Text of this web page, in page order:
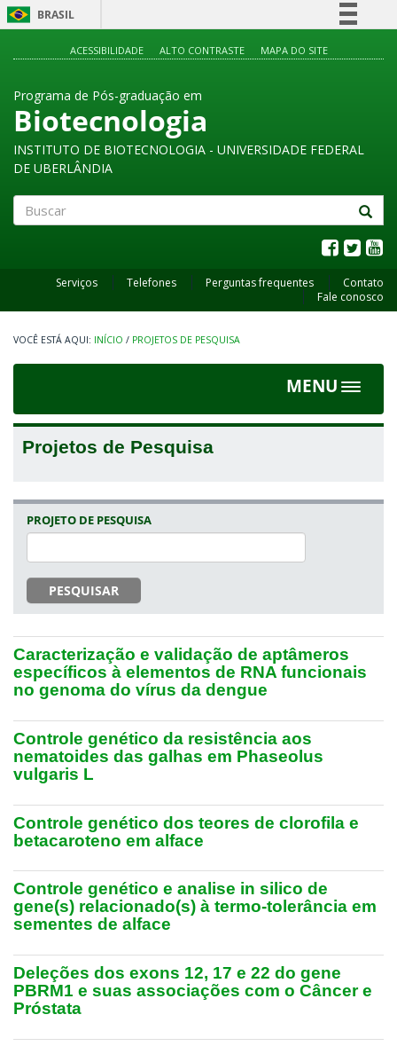
BRASIL
Legislação
ACESSIBILIDADE ALTO CONTRASTE MAPA DO SITE
Programa de Pós-graduação em
Biotecnologia
INSTITUTO DE BIOTECNOLOGIA - UNIVERSIDADE FEDERAL
DE UBERLÂNDIA
Serviços Telefones Perguntas frequentes
Contato
Fale conosco
INÍCIO / PROJETOS DE PESQUISA
MENU
Toggle
Projetos de Pesquisa
PROJETO DE PESQUISA
PESQUISAR
Caracterização e validação de aptâmeros
específicos à elementos de RNA funcionais
no genoma do vírus da dengue
Controle genético da resistência aos
nematoides das galhas em Phaseolus
vulgaris L
Controle genético dos teores de clorofila e
betacaroteno em alface
Controle genético e analise in silico de
gene(s) relacionado(s) à termo-tolerância em
sementes de alface
Deleções dos exons 12, 17 e 22 do gene
PBRM1 e suas associações com o Câncer e
Próstata